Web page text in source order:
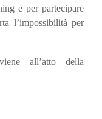
e per partecipare
l’impossibilità per
all’atto della